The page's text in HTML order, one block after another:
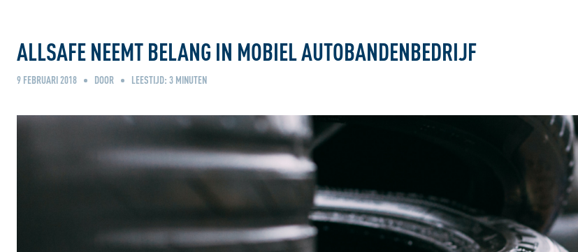
ALLSAFE NEEMT BELANG IN MOBIEL AUTOBANDENBEDRIJF
9 FEBRUARI 2018 DOOR LEESTIJD: 3 MINUTEN